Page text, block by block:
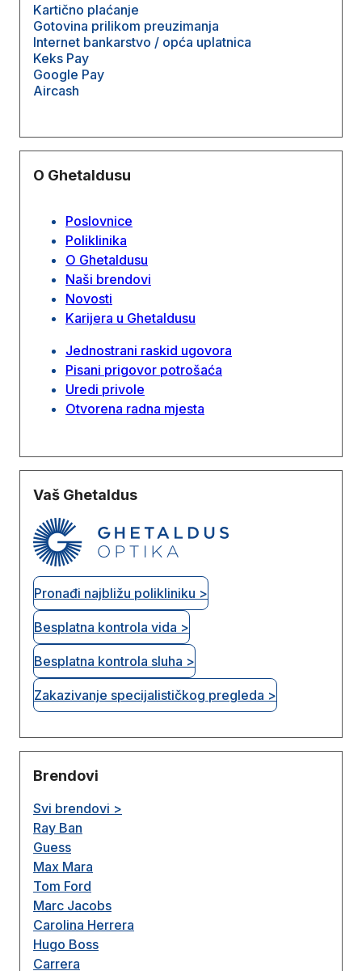
Kartično plaćanje
Gotovina prilikom preuzimanja
Internet bankarstvo / opća uplatnica
Keks Pay
Google Pay
Aircash
O Ghetaldusu
Poslovnice
Poliklinika
O Ghetaldusu
Naši brendovi
Novosti
Karijera u Ghetaldusu
Jednostrani raskid ugovora
Pisani prigovor potrošaća
Uredi privole
Otvorena radna mjesta
Vaš Ghetaldus
Pronađi najbližu polikliniku >
Besplatna kontrola vida >
Besplatna kontrola sluha >
Zakazivanje specijalističkog pregleda >
Brendovi
Svi brendovi >
Ray Ban
Guess
Max Mara
Tom Ford
Marc Jacobs
Carolina Herrera
Hugo Boss
Carrera